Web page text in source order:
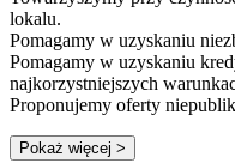
lokalu.
Pomagamy w uzyskaniu
Pomagamy w uzyskaniu
najkorzystniejszych
Proponujemy oferty
Pokaż więcej >